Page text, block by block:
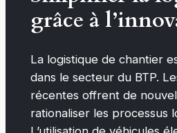
grâce à
La logistique de chantier
dans le secteur du BTP.
récentes offrent de
rationaliser les processus